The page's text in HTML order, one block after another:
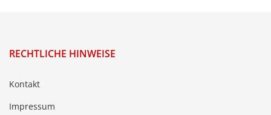
RECHTLICHE HINWEISE
Kontakt
Impressum